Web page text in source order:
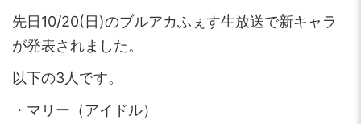
先日10/20(日)のブルアカふぇす生放送で新キャラ
が発表されました。
以下の3人です。
・マリー（アイドル）